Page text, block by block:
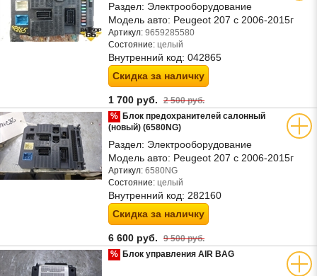
Раздел: Электрооборудование
Модель авто: Peugeot 207 с 2006-2015г
Артикул: 9659285580
Состояние: целый
Внутренний код: 042865
Скидка за наличку
1 700 руб. 2 500 руб.
% Блок предохранителей салонный
(новый) (6580NG)
Раздел: Электрооборудование
Модель авто: Peugeot 207 с 2006-2015г
Артикул: 6580NG
Состояние: целый
Внутренний код: 282160
Скидка за наличку
6 600 руб. 9 500 руб.
% Блок управления AIR BAG